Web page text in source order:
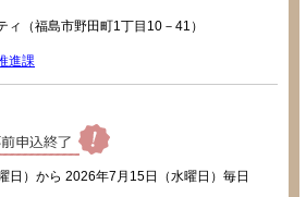
（福島市野田町1丁目10－41）
進課
日）から 2026年7月15日（水曜日）毎日